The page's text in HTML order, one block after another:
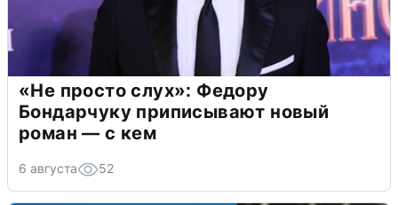
«Не просто слух»: Федору
Бондарчуку приписывают новый
роман — с кем
6 августа 52